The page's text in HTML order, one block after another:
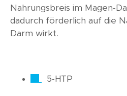
Nahrungsbreis im Magen-
dadurch förderlich auf die
Darm wirkt.
5-HTP